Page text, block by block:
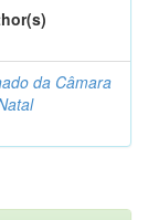
da Câmara